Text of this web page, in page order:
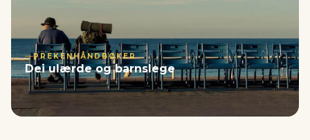
PREKENHÅNDBØKER
Dei ulærde og barnslege